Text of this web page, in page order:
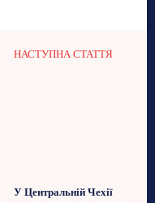
НАСТУПНА СТАТТЯ
У Центральній Чехії